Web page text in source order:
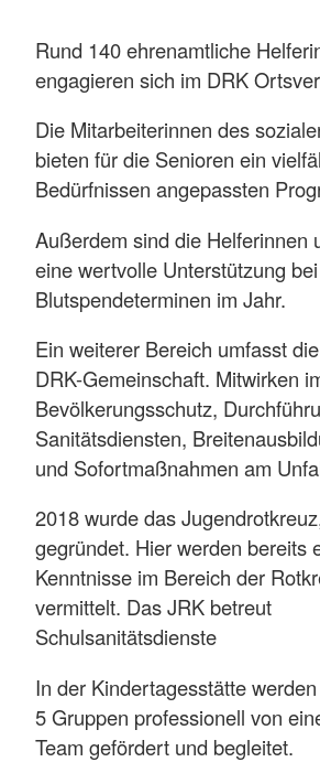
Rund 140 ehrenamtliche
engagieren sich im DRK
Die Mitarbeiterinnen des
bieten für die Senioren ein
Bedürfnissen angepassten
Außerdem sind die Helferinnen
eine wertvolle Unterstützung
Blutspendeterminen im Jahr.
Ein weiterer Bereich umfasst
DRK-Gemeinschaft. Mitwirken
Bevölkerungsschutz,
Sanitätsdiensten,
und Sofortmaßnahmen am
2018 wurde das
gegründet. Hier werden bereits
Kenntnisse im Bereich der
vermittelt. Das JRK betreut
Schulsanitätsdienste
In der Kindertagesstätte
5 Gruppen professionell von
Team gefördert und begleitet.